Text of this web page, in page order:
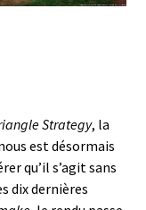
Strategy, la
est désormais
qu’il s’agit sans
dix dernières